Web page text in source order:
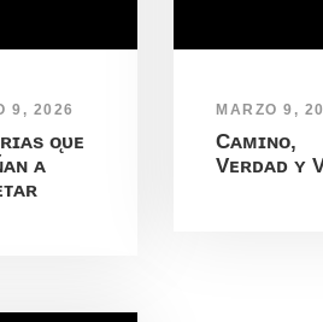
9, 2026
ᴏ̨ᴜᴇ
ᴀ
MARZO 9,
Cᴀᴍɪɴᴏ,
Vᴇʀᴅᴀᴅ ʏ